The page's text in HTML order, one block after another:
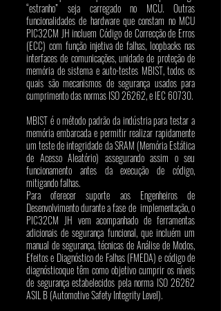
“estranho” seja carregado no MCU. Outras
funcionalidades de hardware que constam no MCU
PIC32CM JH incluem Código de Correcção de Erros
(ECC) com função injetiva de falhas, loopbacks nas
interfaces de comunicações, unidade de proteção de
memória de sistema e auto-testes MBIST, todos os
quais são mecanismos de segurança usados para
cumprimento das normas ISO 26262, e IEC 60730.
MBIST é o método padrão da indústria para testar a
memória embarcada e permitir realizar rapidamente
um teste de integridade da SRAM (Memória Estática
de Acesso Aleatório) assegurando assim o seu
funcionamento antes da execução de código,
mitigando falhas.
Para oferecer suporte aos Engenheiros de
Desenvolvimento durante a fase de  implementação, o
PIC32CM JH vem acompanhado de ferramentas
adicionais de segurança funcional, que incluém um
manual de segurança, técnicas de Análise de Modos,
Efeitos e Diagnóstico de Falhas (FMEDA) e código de
diagnósticoque têm como objetivo cumprir os níveis
de segurança estabelecidos pela norma ISO 26262
ASIL B (Automotive Safety Integrity Level).